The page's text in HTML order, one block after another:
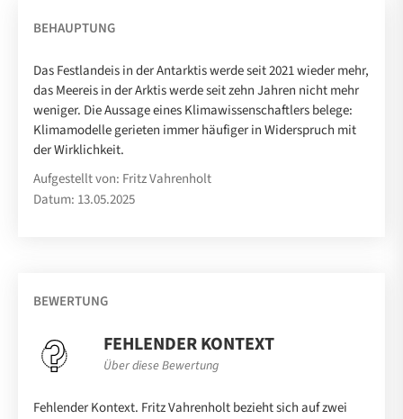
BEHAUPTUNG
Das Festlandeis in der Antarktis werde seit 2021 wieder mehr,
das Meereis in der Arktis werde seit zehn Jahren nicht mehr
weniger. Die Aussage eines Klimawissenschaftlers belege:
Klimamodelle gerieten immer häufiger in Widerspruch mit
der Wirklichkeit.
Aufgestellt von: Fritz Vahrenholt
Datum: 13.05.2025
BEWERTUNG
FEHLENDER KONTEXT
Über diese Bewertung
Fehlender Kontext. Fritz Vahrenholt bezieht sich auf zwei